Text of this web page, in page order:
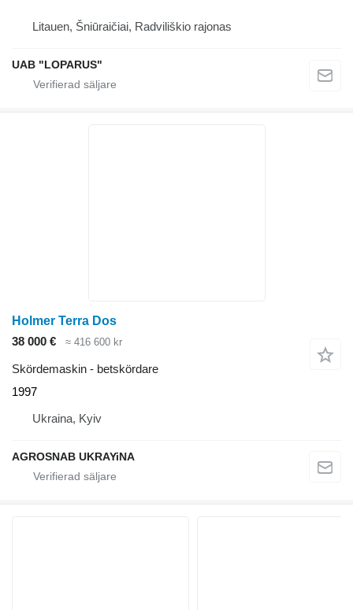
Litauen, Šniūraičiai, Radviliškio rajonas
UAB "LOPARUS"
Holmer Terra Dos
38 000 €
≈ 416 600 kr
Skördemaskin - betskördare
1997
Ukraina, Kyiv
AGROSNAB UKRAYiNA